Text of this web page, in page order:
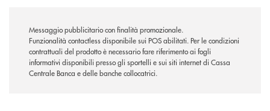
Messaggio pubblicitario con finalità promozionale.
Funzionalità contactless disponibile sui POS abilitati. Per le condizioni
contrattuali del prodotto è necessario fare riferimento ai fogli
informativi disponibili presso gli sportelli e sui siti internet di Cassa
Centrale Banca e delle banche collocatrici.